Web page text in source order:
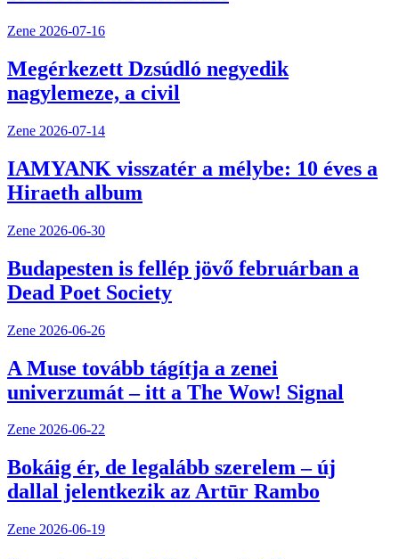
Zene 2026-07-16
Megérkezett Dzsúdló negyedik
nagylemeze, a civil
Zene 2026-07-14
IAMYANK visszatér a mélybe: 10 éves a
Hiraeth album
Zene 2026-06-30
Budapesten is fellép jövő februárban a
Dead Poet Society
Zene 2026-06-26
A Muse tovább tágítja a zenei
univerzumát – itt a The Wow! Signal
Zene 2026-06-22
Bokáig ér, de legalább szerelem – új
dallal jelentkezik az Artūr Rambo
Zene 2026-06-19